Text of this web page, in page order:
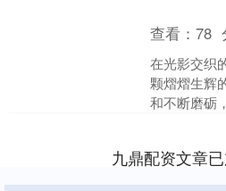
查看：78
在光影交织
颗熠熠生辉
和不断磨砺
九鼎配资文章